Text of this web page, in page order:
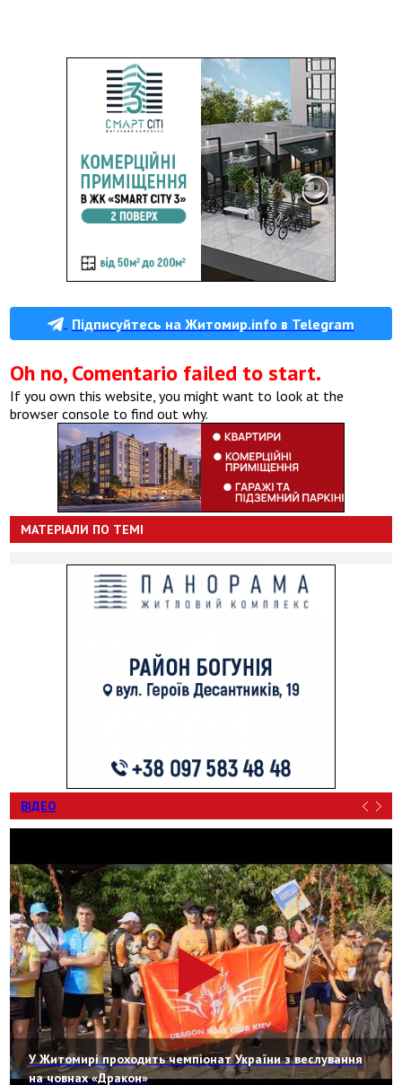
Підписуйтесь на Житомир.info в Telegram
Oh no, Comentario failed to start.
If you own this website, you might want to look at the
browser console to find out why.
МАТЕРІАЛИ ПО ТЕМІ
ВІДЕО
У Житомирі проходить чемпіонат України з веслування
на човнах «Дракон»